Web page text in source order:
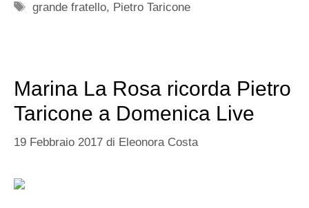
Tag
grande fratello, Pietro Taricone
Marina La Rosa ricorda Pietro
Taricone a Domenica Live
19 Febbraio 2017 di Eleonora Costa